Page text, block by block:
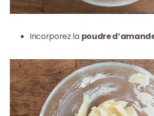
Incorporez la poudre